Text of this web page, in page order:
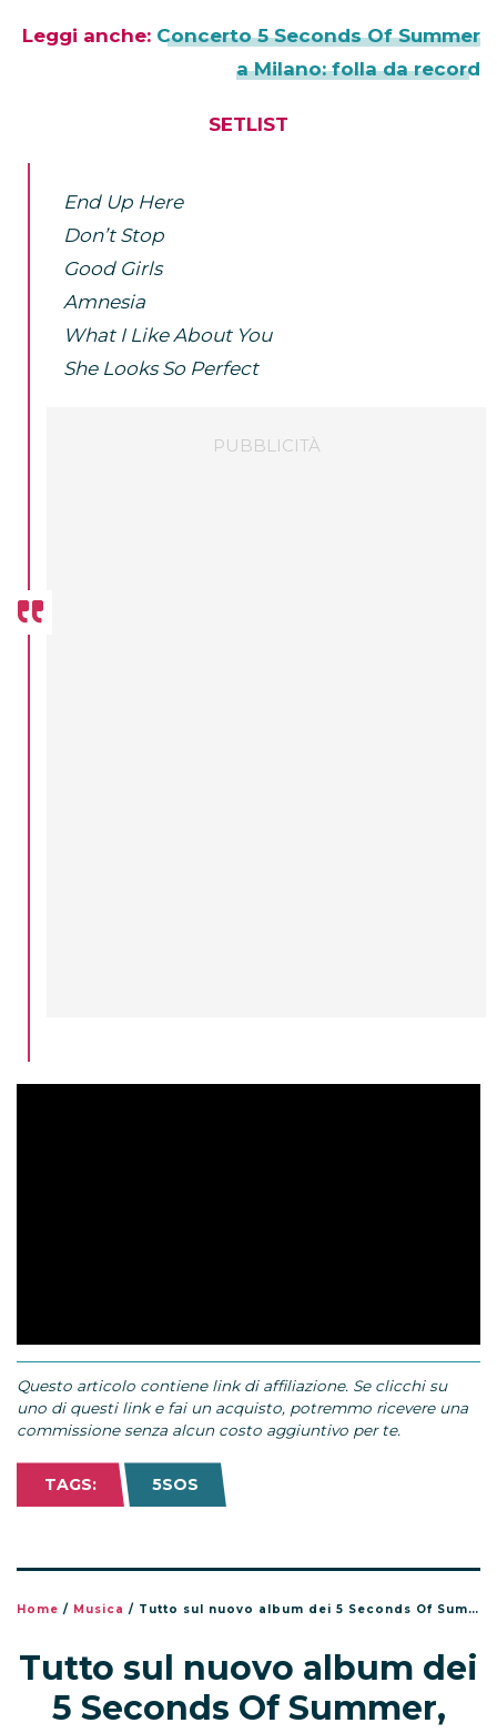
Leggi anche: Concerto 5 Seconds Of Summer
a Milano: folla da record
SETLIST
End Up Here
Don’t Stop
Good Girls
Amnesia
What I Like About You
She Looks So Perfect
Questo articolo contiene link di affiliazione. Se clicchi su
uno di questi link e fai un acquisto, potremmo ricevere una
commissione senza alcun costo aggiuntivo per te.
TAGS: 5SOS
Home / Musica / Tutto sul nuovo album dei 5 Seconds Of Summer, 5SOS5
Tutto sul nuovo album dei
5 Seconds Of Summer,